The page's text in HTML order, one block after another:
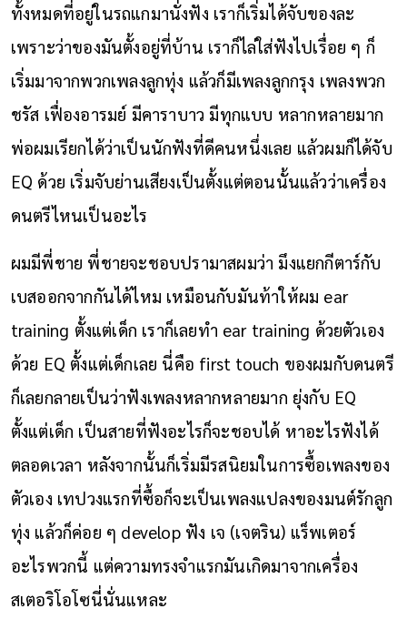
ทั้งหมดที่อยู่ในรถแกมานั่งฟัง เราก็เริ่มได้จับของละ
เพราะว่าของมันตั้งอยู่ที่บ้าน เราก็ไล่ใส่ฟังไปเรื่อย ๆ ก็
เริ่มมาจากพวกเพลงลูกทุ่ง แล้วก็มีเพลงลูกกรุง เพลงพวก
ชรัส เฟื่องอารมย์ มีคาราบาว มีทุกแบบ หลากหลายมาก
พ่อผมเรียกได้ว่าเป็นนักฟังที่ดีคนหนึ่งเลย แล้วผมก็ได้จับ
EQ ด้วย เริ่มจับย่านเสียงเป็นตั้งแต่ตอนนั้นแล้วว่าเครื่อง
ดนตรีไหนเป็นอะไร
ผมมีพี่ชาย พี่ชายจะชอบปรามาสผมว่า มึงแยกกีตาร์กับ
เบสออกจากกันได้ไหม เหมือนกับมันท้าให้ผม ear
training ตั้งแต่เด็ก เราก็เลยทำ ear training ด้วยตัวเอง
ด้วย EQ ตั้งแต่เด็กเลย นี่คือ first touch ของผมกับดนตรี
ก็เลยกลายเป็นว่าฟังเพลงหลากหลายมาก ยุ่งกับ EQ
ตั้งแต่เด็ก เป็นสายที่ฟังอะไรก็จะชอบได้ หาอะไรฟังได้
ตลอดเวลา หลังจากนั้นก็เริ่มมีรสนิยมในการซื้อเพลงของ
ตัวเอง เทปวงแรกที่ซื้อก็จะเป็นเพลงแปลงของมนต์รักลูก
ทุ่ง แล้วก็ค่อย ๆ develop ฟัง เจ (เจตริน) แร็พเตอร์
อะไรพวกนี้ แต่ความทรงจำแรกมันเกิดมาจากเครื่อง
สเตอริโอโซนี่นั่นแหละ